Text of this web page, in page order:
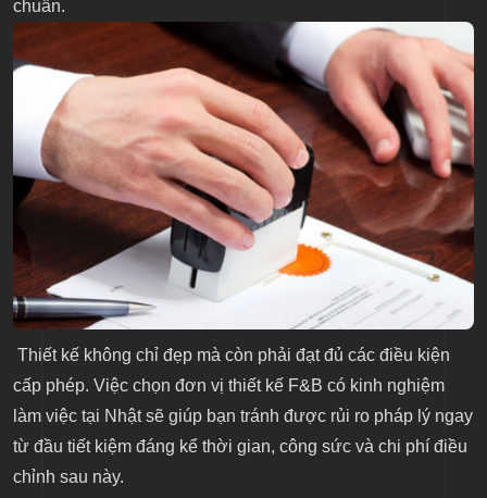
chuẩn.
Thiết kế không chỉ đẹp mà còn phải đạt đủ các điều kiện
cấp phép. Việc chọn đơn vị thiết kế F&B có kinh nghiệm
làm việc tại Nhật sẽ giúp bạn tránh được rủi ro pháp lý ngay
từ đầu tiết kiệm đáng kể thời gian, công sức và chi phí điều
chỉnh sau này.